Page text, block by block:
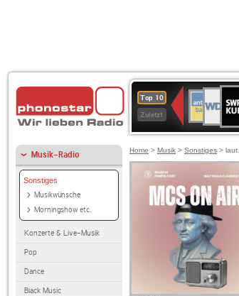
Top 10
Zuletzt
80er
90er
OLDIE
WDR
4
BR-
ANTENNE
BAYERN
2
Musik-Radio
Sonstiges
Musikwünsche
Morningshow etc.
Konzerte & Live-Musik
Pop
Dance
Black Music
Home > Musik > Sonstiges >